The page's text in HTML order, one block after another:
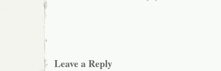
Leave a Reply